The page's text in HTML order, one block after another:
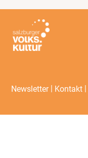
Newsletter | Kontakt |